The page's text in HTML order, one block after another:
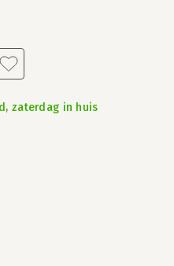
zaterdag in huis